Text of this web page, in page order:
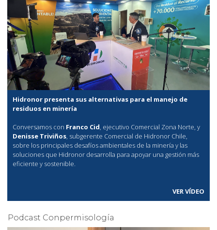
Hidronor presenta sus alternativas para el manejo de
residuos en minería
Conversamos con Franco Cid, ejecutivo Comercial Zona Norte, y
Denisse Triviños, subgerente Comercial de Hidronor Chile,
sobre los principales desafíos ambientales de la minería y las
soluciones que Hidronor desarrolla para apoyar una gestión más
eficiente y sostenible.
VER VÍDEO
Podcast Conpermisología